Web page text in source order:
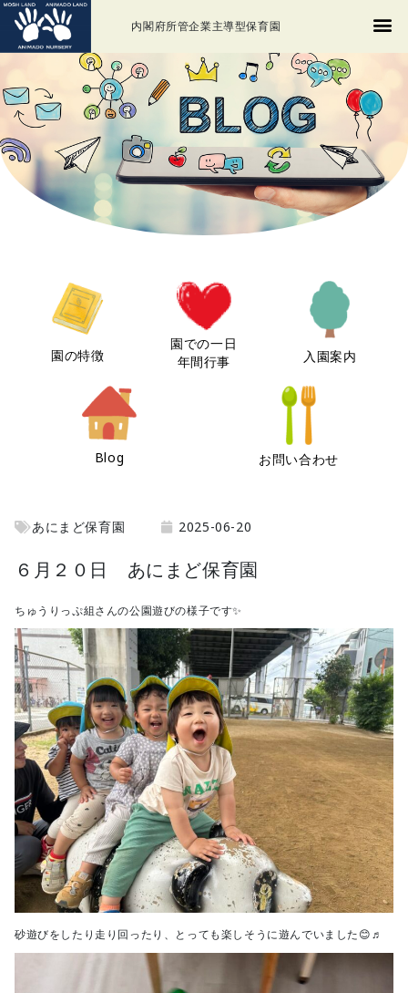
内閣府所管企業主導型保育園
園の特徴
園での一日
年間行事
入園案内
Blog お問い合わせ
あにまど保育園 2025-06-20
６月２０日 あにまど保育園
ちゅうりっぷ組さんの公園遊びの様子です✨
砂遊びをしたり走り回ったり、とっても楽しそうに遊んでいました😊♬